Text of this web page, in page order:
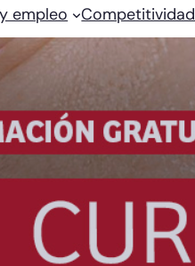
empleo Competitividad